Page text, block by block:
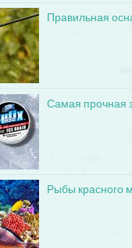
Правильная
Самая прочная
Рыбы красного